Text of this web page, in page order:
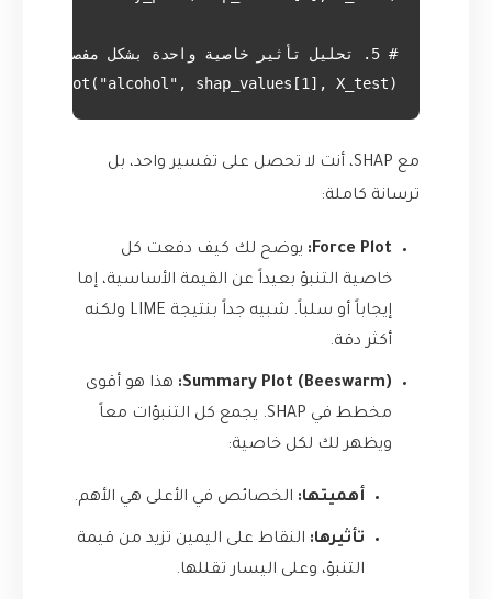
shap_values[1], X_test)
مع SHAP، أنت لا تحصل على تفسير واحد، بل
ترسانة كاملة:
Force Plot:
يوضح لك كيف دفعت كل
خاصية التنبؤ بعيداً عن القيمة الأساسية، إما
إيجاباً أو سلباً. شبيه جداً بنتيجة LIME ولكنه
أكثر دقة.
Summary Plot (Beeswarm):
هذا هو أقوى
مخطط في SHAP. يجمع كل التنبؤات معاً
ويظهر لك لكل خاصية:
أهميتها: الخصائص في الأعلى هي الأهم.
تأثيرها: النقاط على اليمين تزيد من قيمة
التنبؤ، وعلى اليسار تقللها.